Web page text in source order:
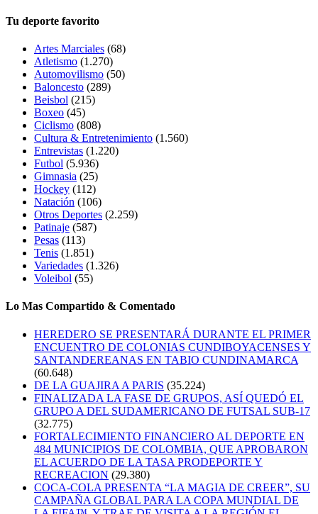
Tu deporte favorito
Artes Marciales (68)
Atletismo (1.270)
Automovilismo (50)
Baloncesto (289)
Beisbol (215)
Boxeo (45)
Ciclismo (808)
Cultura & Entretenimiento (1.560)
Entrevistas (1.220)
Futbol (5.936)
Gimnasia (25)
Hockey (112)
Natación (106)
Otros Deportes (2.259)
Patinaje (587)
Pesas (113)
Tenis (1.851)
Variedades (1.326)
Voleibol (55)
Lo Mas Compartido & Comentado
HEREDERO SE PRESENTARÁ DURANTE EL PRIMER
ENCUENTRO DE COLONIAS CUNDIBOYACENSES Y
SANTANDEREANAS EN TABIO CUNDINAMARCA
(60.648)
DE LA GUAJIRA A PARIS (35.224)
FINALIZADA LA FASE DE GRUPOS, ASÍ QUEDÓ EL
GRUPO A DEL SUDAMERICANO DE FUTSAL SUB-17
(32.775)
FORTALECIMIENTO FINANCIERO AL DEPORTE EN
484 MUNICIPIOS DE COLOMBIA, QUE APROBARON
EL ACUERDO DE LA TASA PRODEPORTE Y
RECREACION (29.380)
COCA-COLA PRESENTA “LA MAGIA DE CREER”, SU
CAMPAÑA GLOBAL PARA LA COPA MUNDIAL DE